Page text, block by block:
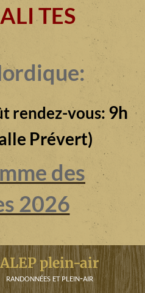
TES
rendez-vous: 9h
Prévert)
des
2026
ALEP plein-air
randonnées et plein-air